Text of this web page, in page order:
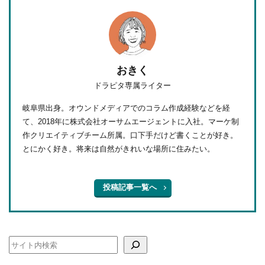
おきく
ドラピタ専属ライター
岐阜県出身。オウンドメディアでのコラム作成経験などを経
て、2018年に株式会社オーサムエージェントに入社。マーケ制
作クリエイティブチーム所属。口下手だけど書くことが好き。
とにかく好き。将来は自然がきれいな場所に住みたい。
投稿記事一覧へ